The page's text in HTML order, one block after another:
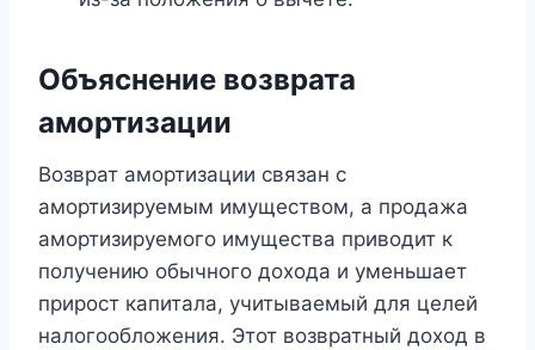
Объяснение возврата
амортизации
Возврат амортизации связан с
амортизируемым имуществом, а продажа
амортизируемого имущества приводит к
получению обычного дохода и уменьшает
прирост капитала, учитываемый для целей
налогообложения. Этот возвратный доход в